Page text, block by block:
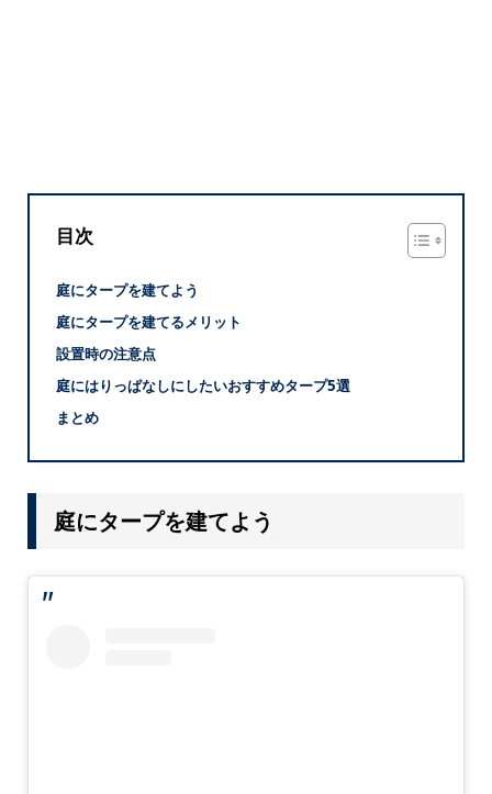
目次
庭にタープを建てよう
庭にタープを建てるメリット
設置時の注意点
庭にはりっぱなしにしたいおすすめタープ5選
まとめ
庭にタープを建てよう